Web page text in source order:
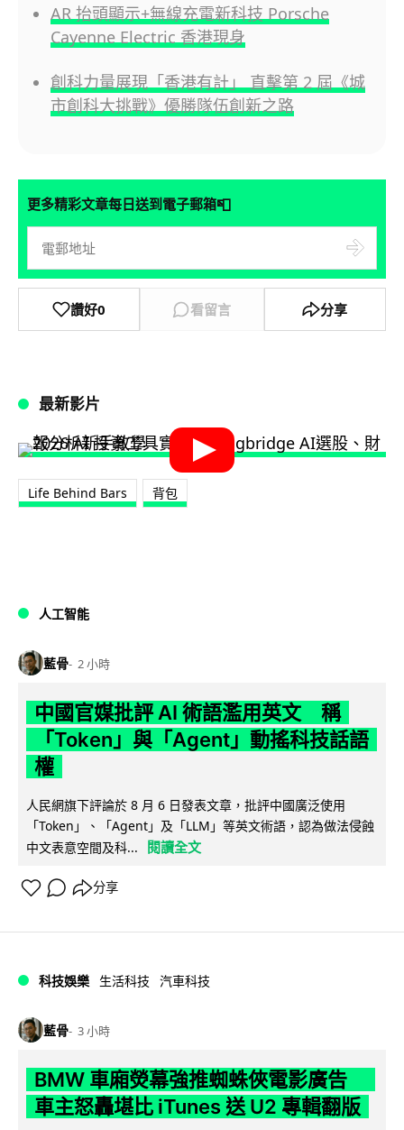
AR 抬頭顯示+無線充電新科技 Porsche
Cayenne Electric 香港現身
創科力量展現「香港有計」 直擊第 2 屆《城
市創科大挑戰》優勝隊伍創新之路
更多精彩文章每日送到電子郵箱📮
讚好0 看留言 分享
最新影片
Life Behind Bars 背包
人工智能
藍骨 2 小時
中國官媒批評 AI 術語濫用英文 稱
「Token」與「Agent」動搖科技話語
權
人民網旗下評論於 8 月 6 日發表文章，批評中國廣泛使用
「Token」、「Agent」及「LLM」等英文術語，認為做法侵蝕
中文表意空間及科...
閱讀全文
分享
科技娛樂 生活科技 汽車科技
藍骨 3 小時
BMW 車廂熒幕強推蜘蛛俠電影廣告
車主怒轟堪比 iTunes 送 U2 專輯翻版